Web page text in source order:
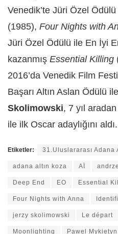
Venedik’te Jüri Özel
(1985), Four Nights with
Jüri Özel Ödülü ile En İyi
kazanmış Essential Killing
2016’da Venedik Film
Başarı Altın Aslan Ödülü
Skolimowski, 7 yıl
ile ilk Oscar adaylığını aldı.
Etiketler: 31.Uluslararası Adana
adana altın koza Aİ
Deep End EO Essential
Four Nights with Anna
jerzy skolimowski Le départ
Moonlighting Pawel Mykietyn